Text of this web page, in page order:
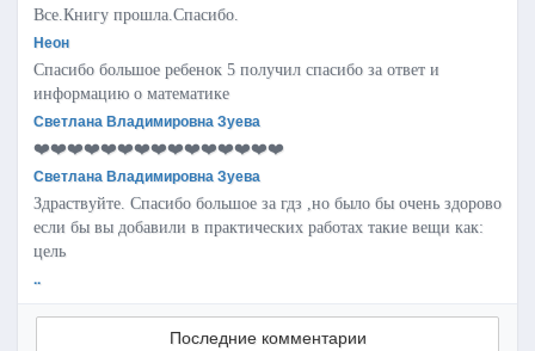
Все.Книгу прошла.Спасибо.
Неон
Спасибо большое ребенок 5 получил спасибо за ответ и
информацию о математике
Светлана Владимировна Зуева
❤️❤️❤️❤️❤️❤️❤️❤️❤️❤️❤️❤️❤️❤️❤️
Светлана Владимировна Зуева
Здраствуйте. Спасибо большое за гдз ,но было бы очень здорово
если бы вы добавили в практических работах такие вещи как:
цель
..
Последние комментарии